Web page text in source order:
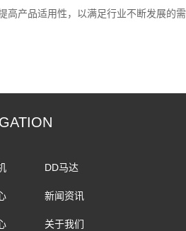
高产品适用性，以满足行业不断发展的需
DD马达
新闻资讯
关于我们